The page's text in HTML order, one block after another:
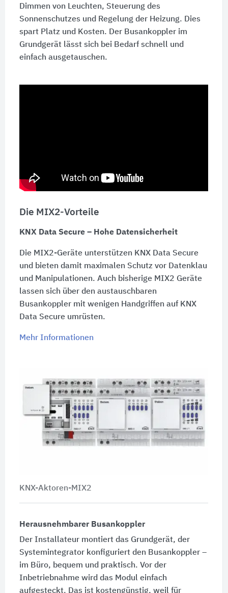
Dimmen von Leuchten, Steuerung des
Sonnenschutzes und Regelung der Heizung. Dies
spart Platz und Kosten. Der Busankoppler im
Grundgerät lässt sich bei Bedarf schnell und
einfach ausgetauschen.
Die MIX2-Vorteile
KNX Data Secure – Hohe Datensicherheit
Die MIX2-Geräte unterstützen KNX Data Secure
und bieten damit maximalen Schutz vor Datenklau
und Manipulationen. Auch bisherige MIX2 Geräte
lassen sich über den austauschbaren
Busankoppler mit wenigen Handgriffen auf KNX
Data Secure umrüsten.
Mehr Informationen
KNX-Aktoren-MIX2
Herausnehmbarer Busankoppler
Der Installateur montiert das Grundgerät, der
Systemintegrator konfiguriert den Busankoppler –
im Büro, bequem und praktisch. Vor der
Inbetriebnahme wird das Modul einfach
aufgesteckt. Das ist kostengünstig, weil für